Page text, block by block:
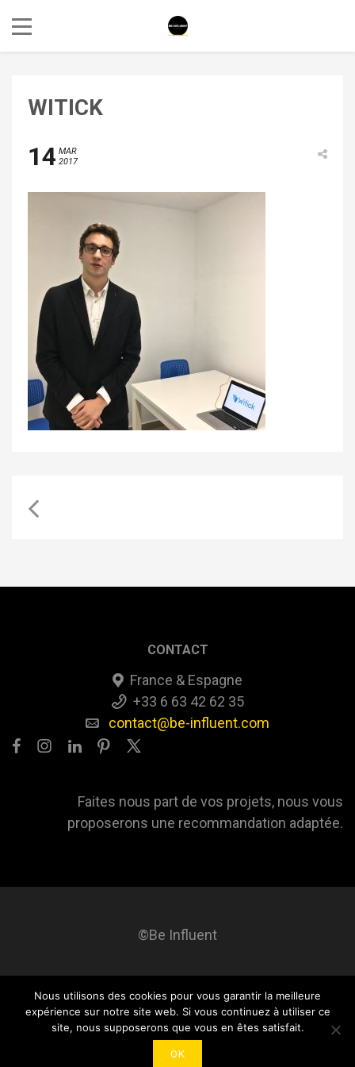
WITICK
14 MAR
2017
CONTACT
France & Espagne
+33 6 63 42 62 35
contact@be-influent.com
Faites nous part de vos projets, nous vous
proposerons une recommandation adaptée.
©Be Influent
Be influent A propos Blog Contact Mentions légales
Nous utilisons des cookies pour vous garantir la meilleure
expérience sur notre site web. Si vous continuez à utiliser ce
site, nous supposerons que vous en êtes satisfait.
OK